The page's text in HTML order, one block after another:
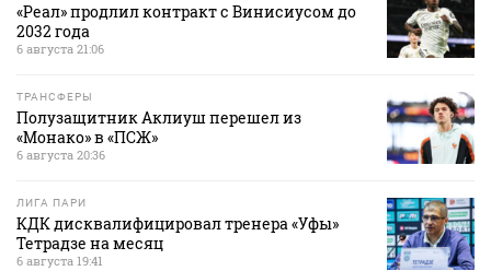
«Реал» продлил контракт с Винисиусом до
2032 года
6 августа 21:06
ТРАНСФЕРЫ
Полузащитник Аклиуш перешел из
«Монако» в «ПСЖ»
6 августа 20:36
ЛИГА ПАРИ
КДК дисквалифицировал тренера «Уфы»
Тетрадзе на месяц
6 августа 19:41